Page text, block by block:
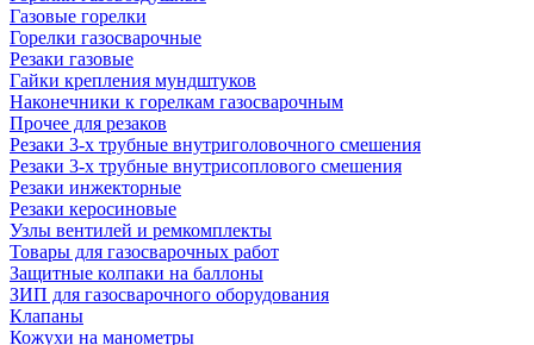
Газовые горелки
Горелки газосварочные
Резаки газовые
Гайки крепления мундштуков
Наконечники к горелкам газосварочным
Прочее для резаков
Резаки 3-х трубные внутриголовочного смешения
Резаки 3-х трубные внутрисоплового смешения
Резаки инжекторные
Резаки керосиновые
Узлы вентилей и ремкомплекты
Товары для газосварочных работ
Защитные колпаки на баллоны
ЗИП для газосварочного оборудования
Клапаны
Кожухи на манометры